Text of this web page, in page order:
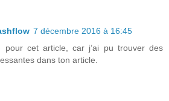
7 décembre 2016 à 16:45
pour cet article, car j’ai pu trouver des
dans ton article.